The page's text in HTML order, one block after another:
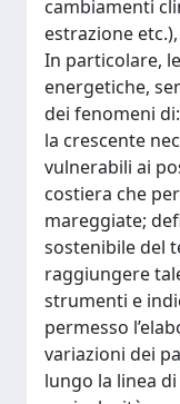
cambiamenti
estrazione
In particolare,
energetiche,
dei fenomeni
la crescente
vulnerabili ai
costiera che
mareggiate;
sostenibile del
raggiungere
strumenti e
permesso
variazioni dei
lungo la linea